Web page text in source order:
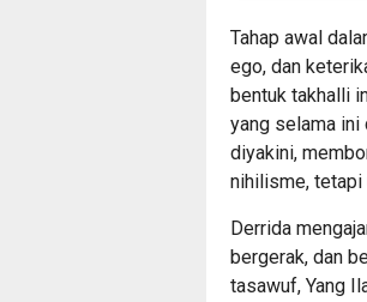
Tahap awal
ego, dan
bentuk takhalli
yang selama ini
diyakini,
nihilisme, tetapi
Derrida
bergerak, dan
tasawuf, Yang